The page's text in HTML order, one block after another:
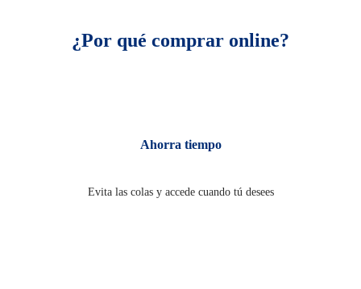
¿Por qué comprar online?
Ahorra tiempo
Evita las colas y accede cuando tú desees